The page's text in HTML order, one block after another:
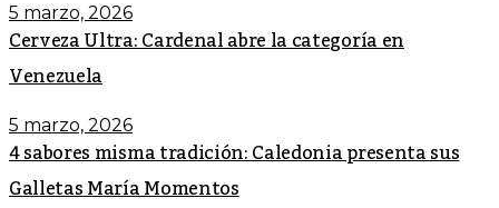
5 marzo, 2026
Cerveza Ultra: Cardenal abre la categoría en
Venezuela
5 marzo, 2026
4 sabores misma tradición: Caledonia presenta sus
Galletas María Momentos